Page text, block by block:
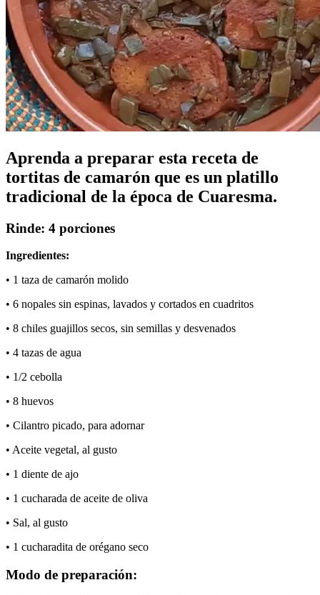
Aprenda a preparar esta receta de
tortitas de camarón que es un platillo
tradicional de la época de Cuaresma.
Rinde: 4 porciones
Ingredientes:
• 1 taza de camarón molido
• 6 nopales sin espinas, lavados y cortados en cuadritos
• 8 chiles guajillos secos, sin semillas y desvenados
• 4 tazas de agua
• 1/2 cebolla
• 8 huevos
• Cilantro picado, para adornar
• Aceite vegetal, al gusto
• 1 diente de ajo
• 1 cucharada de aceite de oliva
• Sal, al gusto
• 1 cucharadita de orégano seco
Modo de preparación: